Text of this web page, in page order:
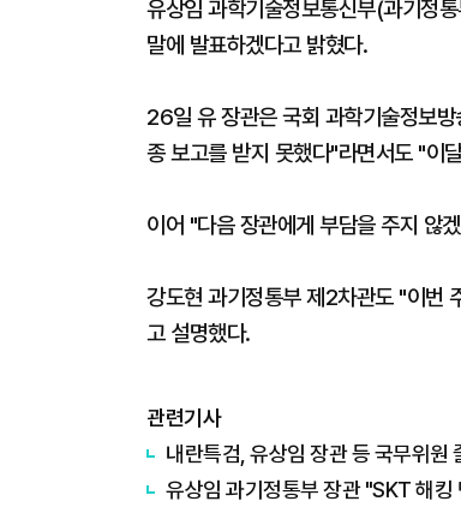
유상임 과학기술정보통신부(과기정
말에 발표하겠다고 밝혔다.
26일 유 장관은 국회 과학기술정보
종 보고를 받지 못했다"라면서도 "이
이어 "다음 장관에게 부담을 주지 않
강도현 과기정통부 제2차관도 "이번
고 설명했다.
관련기사
내란특검, 유상임 장관 등 국무위원
유상임 과기정통부 장관 "SKT 해